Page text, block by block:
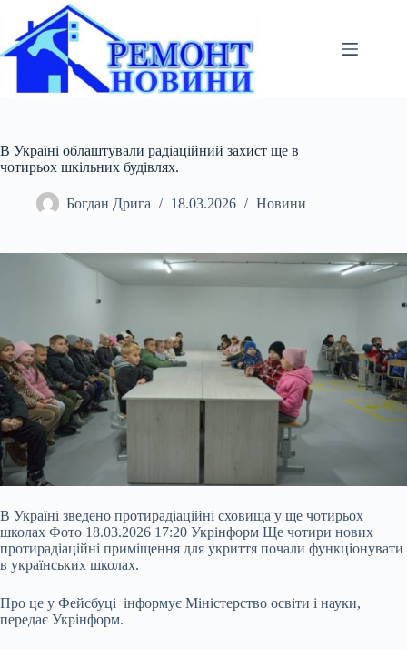
вмісту
В Україні облаштували радіаційний захист ще в
чотирьох шкільних будівлях.
Богдан Дрига 18.03.2026 Новини
В Україні зведено протирадіаційні сховища у ще чотирьох
школах Фото 18.03.2026 17:20 Укрінформ Ще чотири нових
протирадіаційні приміщення для укриття почали функціонувати
в українських школах.
Про це у Фейсбуці інформує Міністерство освіти і науки,
передає Укрінформ.